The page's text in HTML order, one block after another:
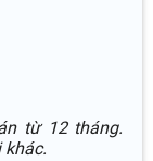
từ 12 tháng.